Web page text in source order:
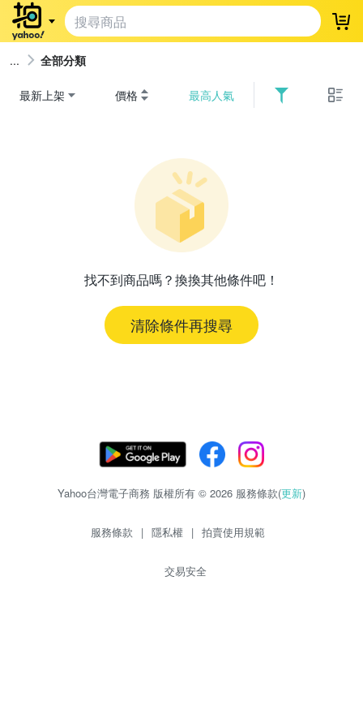
登
全部分類
最新上架 價格 最高人氣
找不到商品嗎？換換其他條件吧！
清除條件再搜尋
Yahoo台灣電子商務 版權所有 © 2026 服務條款(更新)
服務條款 | 隱私權 | 拍賣使用規範
交易安全